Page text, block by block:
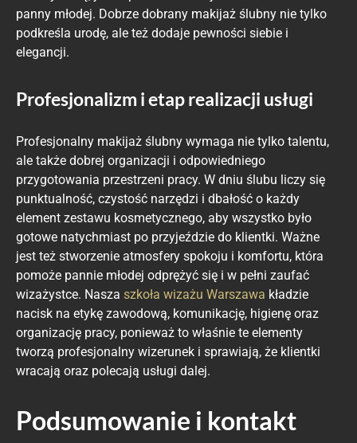
panny młodej. Dobrze dobrany makijaż ślubny nie tylko
podkreśla urodę, ale też dodaje pewności siebie i
elegancji.
Profesjonalizm i etap realizacji usługi
Profesjonalny makijaż ślubny wymaga nie tylko talentu,
ale także dobrej organizacji i odpowiedniego
przygotowania przestrzeni pracy. W dniu ślubu liczy się
punktualność, czystość narzędzi i dbałość o każdy
element zestawu kosmetycznego, aby wszystko było
gotowe natychmiast po przyjeździe do klientki. Ważne
jest też stworzenie atmosfery spokoju i komfortu, która
pomoże pannie młodej odprężyć się i w pełni zaufać
wizażystce. Nasza szkoła wizażu Warszawa kładzie
nacisk na etykę zawodową, komunikację, higienę oraz
organizację pracy, ponieważ to właśnie te elementy
tworzą profesjonalny wizerunek i sprawiają, że klientki
wracają oraz polecają usługi dalej.
Podsumowanie i kontakt